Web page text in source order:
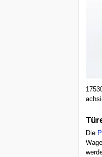
Die